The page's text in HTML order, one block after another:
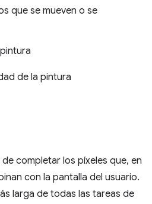
que se mueven o se
de la pintura
completar los píxeles que, en
con la pantalla del usuario.
larga de todas las tareas de